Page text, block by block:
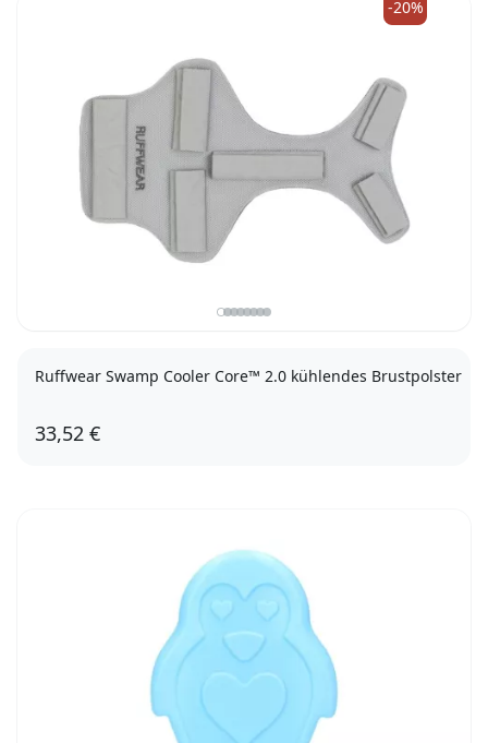
-20%
Ruffwear Swamp Cooler Core™ 2.0 kühlendes Brustpolster
33,52 €